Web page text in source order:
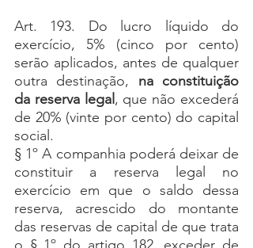
Art. 193. Do lucro líquido do
exercício, 5% (cinco por cento)
serão aplicados, antes de qualquer
outra destinação, na constituição
da reserva legal , que não excederá
de 20% (vinte por cento) do capital
social.
§ 1º A companhia poderá deixar de
constituir a reserva legal no
exercício em que o saldo dessa
reserva, acrescido do montante
das reservas de capital de que trata